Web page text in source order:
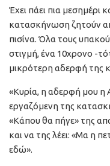
Έχει πάει πια μεσημέρι
κατασκήνωση ζητούν
πισίνα. Όλα τους
στιγμή, ένα 10χρονο -
μικρότερη αδερφή της
«Κυρία, η αδερφή μου η
εργαζόμενη της
«Κάπου θα πήγε» της
και να της λέει: «Μα η
εδώ».